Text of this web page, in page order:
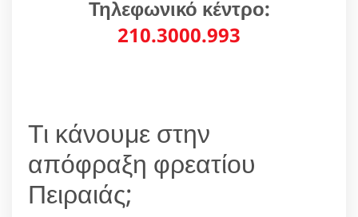
Τηλεφωνικό κέντρο:
210.3000.993
Τι κάνουμε στην
απόφραξη φρεατίου
Πειραιάς;